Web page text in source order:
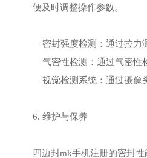
便及时调整操作参数。
密封强度检测：通过拉力
气密性检测：通过气密性
视觉检测系统：通过摄像
6. 维护与保养
四边封mk手机注册的密封